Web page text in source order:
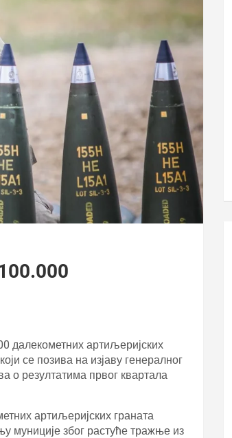
далекометних артиљеријских
се позива на изјаву генералног
о резултатима првог квартала
артиљеријских граната
муниције због растуће тражње из